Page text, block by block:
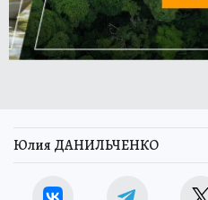
Юлия ДАНИЛЬЧЕНКО